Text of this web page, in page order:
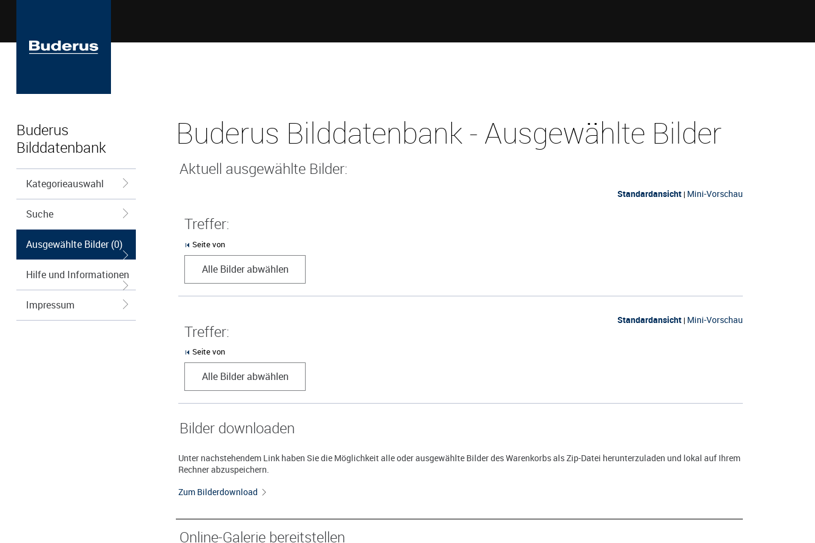
Buderus
Bilddatenbank
Kategorieauswahl
Suche
Ausgewählte Bilder (0)
Hilfe und Informationen
Impressum
Buderus Bilddatenbank - Ausgewählte Bilder
Aktuell ausgewählte Bilder:
Standardansicht | Mini-Vorschau
Treffer:
Seite von
Alle Bilder abwählen
Standardansicht | Mini-Vorschau
Treffer:
Seite von
Alle Bilder abwählen
Bilder downloaden
Unter nachstehendem Link haben Sie die Möglichkeit alle oder ausgewählte Bilder des Warenkorbs als Zip-Datei herunterzuladen und lokal auf Ihrem
Rechner abzuspeichern.
Zum Bilderdownload
Online-Galerie bereitstellen